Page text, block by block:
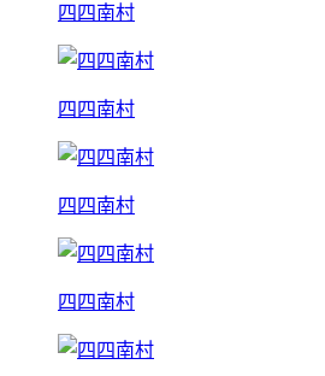
四四南村
四四南村
四四南村
四四南村